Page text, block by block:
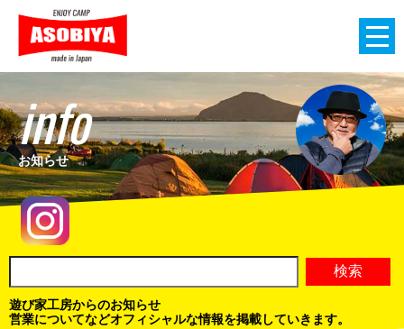
info
お知らせ
遊び家工房からのお知らせ
営業についてなどオフィシャルな情報を掲載していきます。